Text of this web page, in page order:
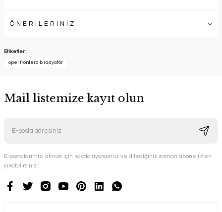
ÖNERİLERİNİZ
Etiketler :
opel frontera b radyatör
Mail listemize kayıt olun
E-postalarımızı almak için kaydoluyorsunuz ve dilediğiniz zaman abonelikten
çıkabilirsiniz.